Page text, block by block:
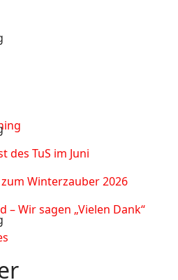
des TuS im Juni
Winterzauber 2026
– Wir sagen „Vielen Dank“